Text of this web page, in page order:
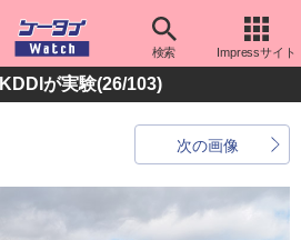
検索 Impressサイト
が実験(26/103)
次の画像